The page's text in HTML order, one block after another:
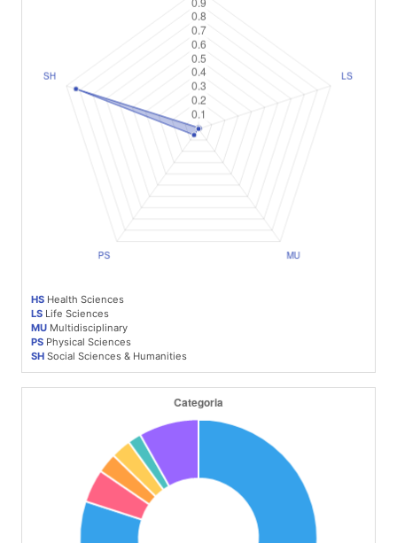
HS Health Sciences
LS Life Sciences
MU Multidisciplinary
PS Physical Sciences
SH Social Sciences & Humanities